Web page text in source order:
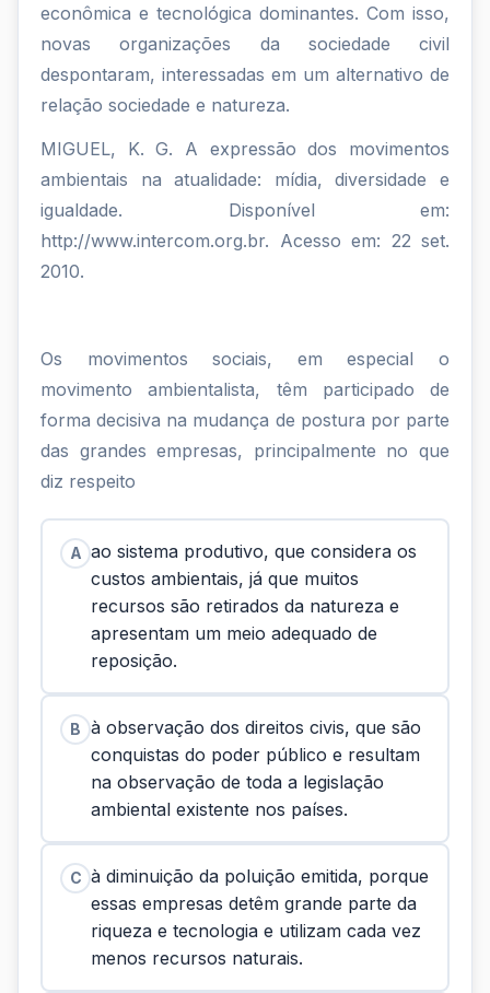
econômica e tecnológica dominantes. Com isso,
novas organizações da sociedade civil
despontaram, interessadas em um alternativo de
relação sociedade e natureza.
MIGUEL, K. G. A expressão dos movimentos
ambientais na atualidade: mídia, diversidade e
igualdade. Disponível em:
http://www.intercom.org.br. Acesso em: 22 set.
2010.
Os movimentos sociais, em especial o
movimento ambientalista, têm participado de
forma decisiva na mudança de postura por parte
das grandes empresas, principalmente no que
diz respeito
A ao sistema produtivo, que considera os
custos ambientais, já que muitos
recursos são retirados da natureza e
apresentam um meio adequado de
reposição.
B à observação dos direitos civis, que são
conquistas do poder público e resultam
na observação de toda a legislação
ambiental existente nos países.
C à diminuição da poluição emitida, porque
essas empresas detêm grande parte da
riqueza e tecnologia e utilizam cada vez
menos recursos naturais.